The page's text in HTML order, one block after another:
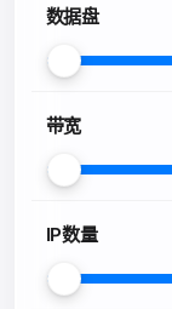
数据盘
带宽
IP数量